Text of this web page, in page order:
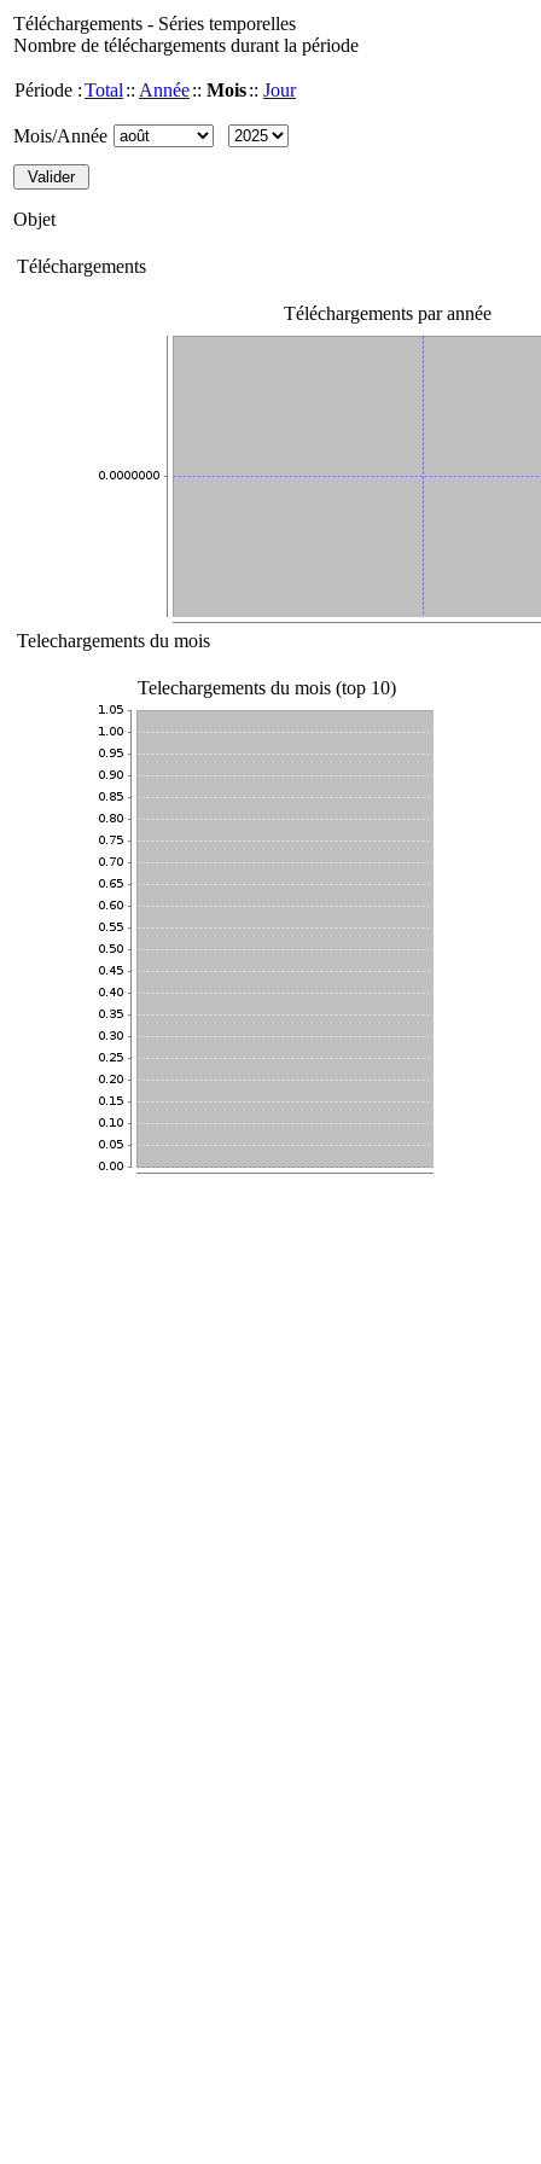
Téléchargements - Séries temporelles
Nombre de téléchargements durant la période
Période :Total :: Année:: Mois:: Jour
Mois/Année
Objet
Téléchargements
Téléchargements par année
Telechargements du mois
Telechargements du mois (top 10)